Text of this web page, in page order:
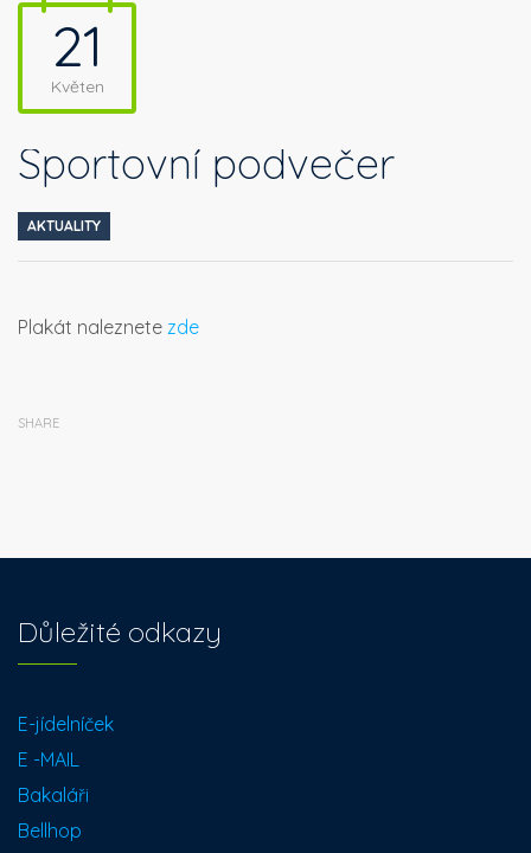
21
Květen
Sportovní podvečer
AKTUALITY
Plakát naleznete zde
SHARE
Důležité odkazy
E-jídelníček
E -MAIL
Bakaláři
Bellhop